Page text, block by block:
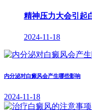
精神压力大会引起
2024-11-18
内分泌对白癜风会产生哪些影响
2024-11-18